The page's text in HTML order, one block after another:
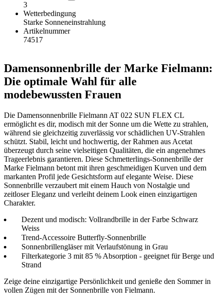
3
Wetterbedingung
Starke Sonneneinstrahlung
Artikelnummer
74517
Damensonnenbrille der Marke Fielmann:
Die optimale Wahl für alle
modebewussten Frauen
Die Damensonnenbrille Fielmann AT 022 SUN FLEX CL
ermöglicht es dir, modisch mit der Sonne um die Wette zu strahlen,
während sie gleichzeitig zuverlässig vor schädlichen UV-Strahlen
schützt. Stabil, leicht und hochwertig, der Rahmen aus Acetat
überzeugt durch seine vielseitigen Qualitäten, die ein angenehmes
Trageerlebnis garantieren. Diese Schmetterlings-Sonnenbrille der
Marke Fielmann betont mit ihren geschmeidigen Kurven und dem
markanten Profil jede Gesichtsform auf elegante Weise. Diese
Sonnenbrille verzaubert mit einem Hauch von Nostalgie und
zeitloser Eleganz und verleiht deinem Look einen einzigartigen
Charakter.
Dezent und modisch: Vollrandbrille in der Farbe Schwarz
Weiss
Trend-Accessoire Butterfly-Sonnenbrille
Sonnenbrillengläser mit Verlaufstönung in Grau
Filterkategorie 3 mit 85 % Absorption - geeignet für Berge und
Strand
Zeige deine einzigartige Persönlichkeit und genieße den Sommer in
vollen Zügen mit der Sonnenbrille von Fielmann.